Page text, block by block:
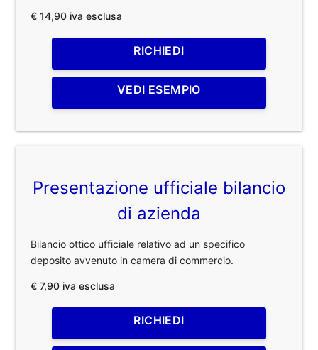
€ 14,90 iva esclusa
RICHIEDI
VEDI ESEMPIO
Presentazione ufficiale bilancio
di azienda
Bilancio ottico ufficiale relativo ad un specifico
deposito avvenuto in camera di commercio.
€ 7,90 iva esclusa
RICHIEDI